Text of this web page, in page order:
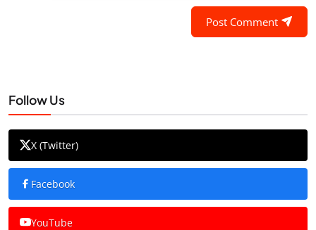
Post Comment
Follow Us
X (Twitter)
Facebook
YouTube